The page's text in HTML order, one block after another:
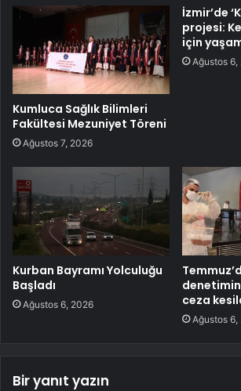
Kumluca Sağlık Bilimleri
Fakültesi Mezuniyet Töreni
Ağustos 7, 2026
İzmir’de
projesi:
için
Ağustos 6,
Kurban Bayramı Yolculuğu
Başladı
Ağustos 6, 2026
ceza
Ağustos 6,
Bir yanıt yazın